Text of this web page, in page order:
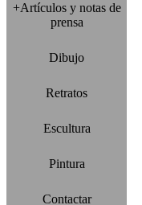
+Artículos y notas de
prensa
Dibujo
Retratos
Escultura
Pintura
Contactar